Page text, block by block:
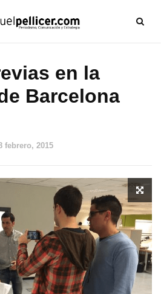
en la
Barcelona
febrero, 2015